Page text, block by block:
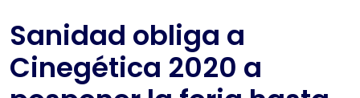
Sanidad obliga a
Cinegética 2020 a